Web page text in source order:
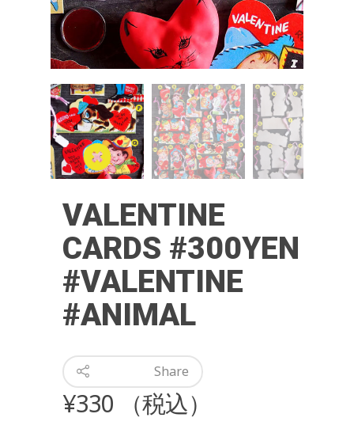
VALENTINE
CARDS #300YEN
#VALENTINE
#ANIMAL
Share
¥330 （税込）